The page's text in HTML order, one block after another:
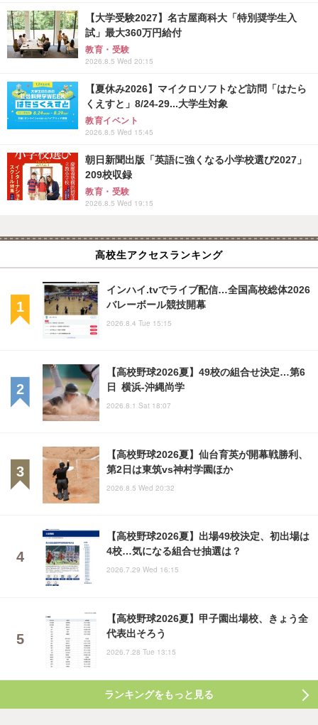
【大学受験2027】名古屋商科大「特別奨学生入
試」最大360万円給付
教育・受験
2026.8.5 Wed 20:15
【夏休み2026】マイクロソフトなど訪問「はたら
くえすと」8/24-29...大学生対象
教育イベント
2026.8.5 Wed 15:45
朝日新聞出版「英語に強くなる小学校選び2027」
209校収録
教育・受験
2026.8.5 Wed 19:15
高校生アクセスランキング
インハイ.tvでライブ配信…全国高校総体2026
バレーボール競技開幕
2026.8.4 Tue 15:15
【高校野球2026夏】49校の組合せ決定…第6
日 横浜-沖縄尚学
2026.8.1 Sat 18:07
【高校野球2026夏】仙台育英が開幕戦勝利、
第2日は東筑vs神村学園ほか
2026.8.5 Wed 20:32
【高校野球2026夏】出場49校決定、初出場は
4校…気になる組合せ抽選は？
2026.7.29 Wed 16:15
【高校野球2026夏】甲子園出場校、きょう全
代表出そろう
2026.7.28 Tue 13:15
ランキングをもっと見る